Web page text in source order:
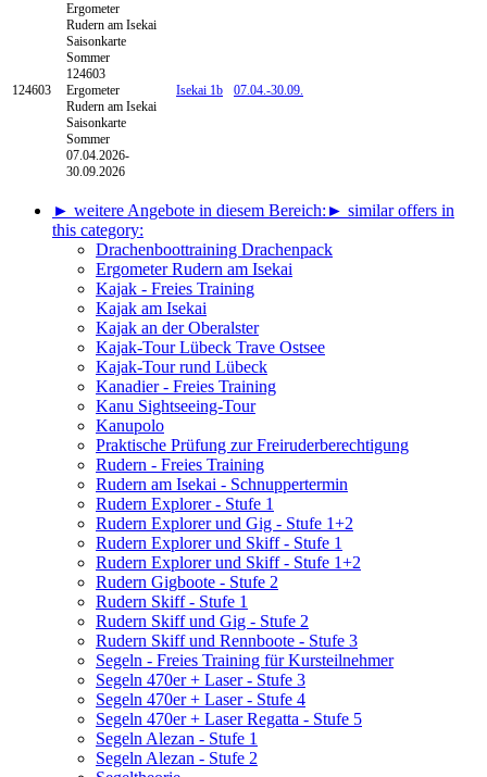
124603
Ergometer
Rudern am Isekai
Saisonkarte
Sommer
124603
Ergometer
Rudern am Isekai
Saisonkarte
Sommer
07.04.2026-
30.09.2026
Isekai 1b 07.04.-30.09.
► weitere Angebote in diesem Bereich: ► similar offers in
this category:
Drachenboottraining Drachenpack
Ergometer Rudern am Isekai
Kajak - Freies Training
Kajak am Isekai
Kajak an der Oberalster
Kajak-Tour Lübeck Trave Ostsee
Kajak-Tour rund Lübeck
Kanadier - Freies Training
Kanu Sightseeing-Tour
Kanupolo
Praktische Prüfung zur Freiruderberechtigung
Rudern - Freies Training
Rudern am Isekai - Schnuppertermin
Rudern Explorer - Stufe 1
Rudern Explorer und Gig - Stufe 1+2
Rudern Explorer und Skiff - Stufe 1
Rudern Explorer und Skiff - Stufe 1+2
Rudern Gigboote - Stufe 2
Rudern Skiff - Stufe 1
Rudern Skiff und Gig - Stufe 2
Rudern Skiff und Rennboote - Stufe 3
Segeln - Freies Training für Kursteilnehmer
Segeln 470er + Laser - Stufe 3
Segeln 470er + Laser - Stufe 4
Segeln 470er + Laser Regatta - Stufe 5
Segeln Alezan - Stufe 1
Segeln Alezan - Stufe 2